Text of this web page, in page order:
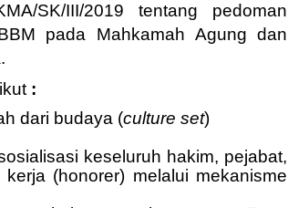
SK/III/2019 tentang pedoman
pada Mahkamah Agung dan
:
dari budaya (culture set)
keseluruh hakim, pejabat,
(honorer) melalui mekanisme